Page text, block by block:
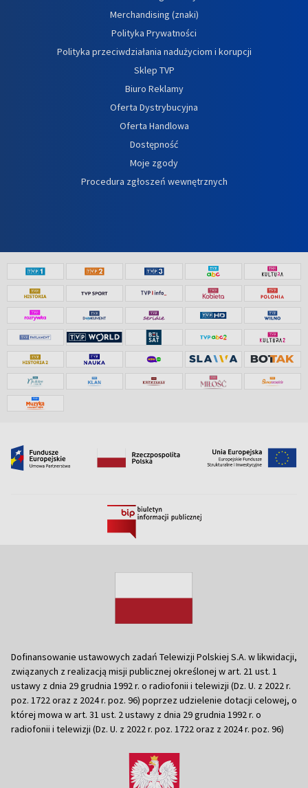
Merchandising (znaki)
Polityka Prywatności
Polityka przeciwdziałania nadużyciom i korupcji
Sklep TVP
Biuro Reklamy
Oferta Dystrybucyjna
Oferta Handlowa
Dostępność
Moje zgody
Procedura zgłoszeń wewnętrznych
Dofinansowanie ustawowych zadań Telewizji Polskiej S.A. w likwidacji,
związanych z realizacją misji publicznej określonej w art. 21 ust. 1
ustawy z dnia 29 grudnia 1992 r. o radiofonii i telewizji (Dz. U. z 2022 r.
poz. 1722 oraz z 2024 r. poz. 96) poprzez udzielenie dotacji celowej, o
której mowa w art. 31 ust. 2 ustawy z dnia 29 grudnia 1992 r. o
radiofonii i telewizji (Dz. U. z 2022 r. poz. 1722 oraz z 2024 r. poz. 96)